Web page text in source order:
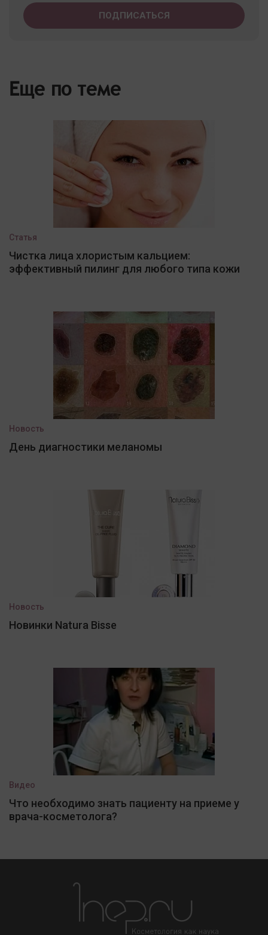
Еще по теме
Статья
Чистка лица хлористым кальцием:
эффективный пилинг для любого типа кожи
Новость
День диагностики меланомы
Новость
Новинки Natura Bisse
Видео
Что необходимо знать пациенту на приеме у
врача-косметолога?